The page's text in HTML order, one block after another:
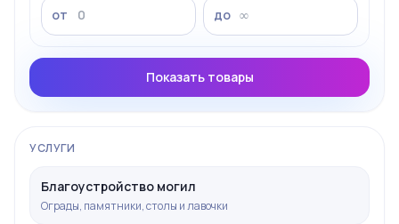
от до
Показать товары
УСЛУГИ
Благоустройство могил
Ограды, памятники, столы и лавочки